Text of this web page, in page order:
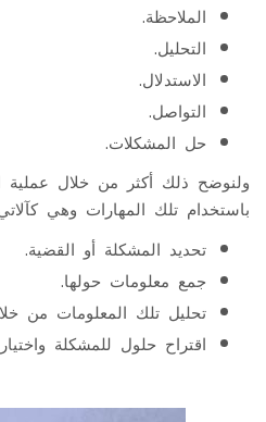
الملاحظة.
التحليل.
الاستدلال.
التواصل.
حل المشكلات.
ولنوضح ذلك أكثر من خلال عملية
باستخدام تلك المهارات وهي
تحديد المشكلة أو القضية.
جمع معلومات حولها.
تحليل تلك المعلومات من
اقتراح حلول للمشكلة